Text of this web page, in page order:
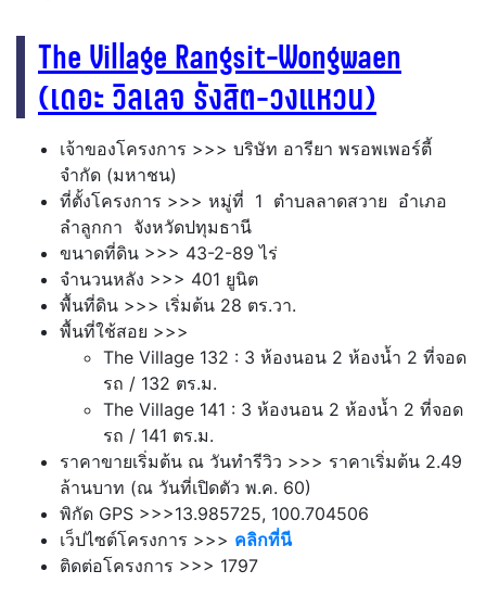
The Village Rangsit-Wongwaen
(เดอะ วิลเลจ รังสิต-วงแหวน)
เจ้าของโครงการ >>> บริษัท อารียา พรอพเพอร์ตี้
จำกัด (มหาชน)
ที่ตั้งโครงการ >>> หมู่ที่ 1 ตำบลลาดสวาย อำเภอ
ลำลูกกา จังหวัดปทุมธานี
ขนาดที่ดิน >>> 43-2-89 ไร่
จำนวนหลัง >>> 401 ยูนิต
พื้นที่ดิน >>> เริ่มต้น 28 ตร.วา.
พื้นที่ใช้สอย >>>
The Village 132 : 3 ห้องนอน 2 ห้องน้ำ 2 ที่จอด
รถ / 132 ตร.ม.
The Village 141 : 3 ห้องนอน 2 ห้องน้ำ 2 ที่จอด
รถ / 141 ตร.ม.
ราคาขายเริ่มต้น ณ วันทำรีวิว >>> ราคาเริ่มต้น 2.49
ล้านบาท (ณ วันที่เปิดตัว พ.ค. 60)
พิกัด GPS >>>13.985725, 100.704506
เว็ปไซต์โครงการ >>> คลิกที่นี
ติดต่อโครงการ >>> 1797